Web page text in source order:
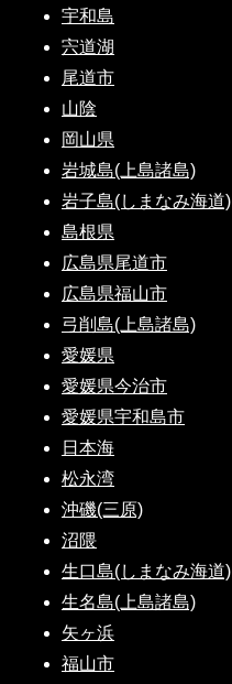
宇和島
宍道湖
尾道市
山陰
岡山県
岩城島(上島諸島)
岩子島(しまなみ海道)
島根県
広島県尾道市
広島県福山市
弓削島(上島諸島)
愛媛県
愛媛県今治市
愛媛県宇和島市
日本海
松永湾
沖磯(三原)
沼隈
生口島(しまなみ海道)
生名島(上島諸島)
矢ヶ浜
福山市